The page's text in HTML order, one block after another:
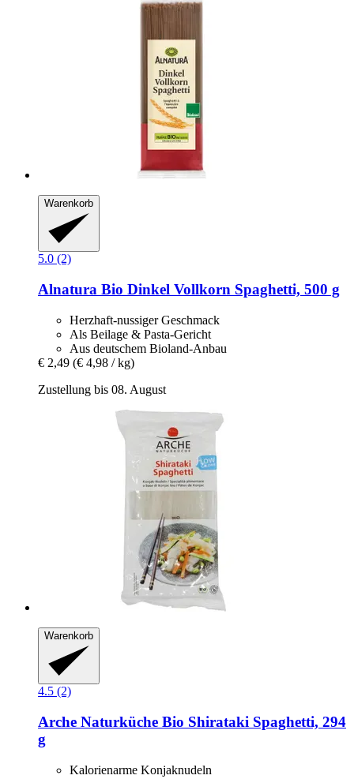
Warenkorb
5.0 (2)
Alnatura Bio Dinkel Vollkorn Spaghetti, 500 g
Herzhaft-nussiger Geschmack
Als Beilage & Pasta-Gericht
Aus deutschem Bioland-Anbau
€ 2,49 (€ 4,98 / kg)
Zustellung bis 08. August
Warenkorb
4.5 (2)
Arche Naturküche Bio Shirataki Spaghetti, 294
g
Kalorienarme Konjaknudeln